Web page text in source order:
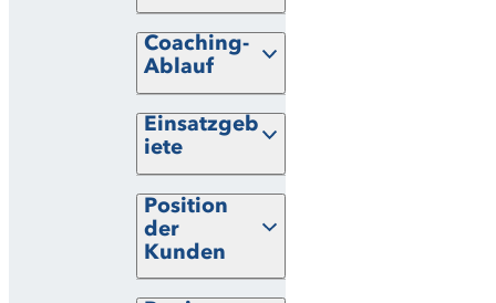
Coaching-
Ablauf
Einsatzgeb
iete
Position
der
Kunden